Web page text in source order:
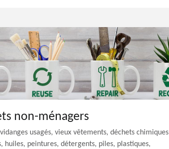
non-ménagers
usagés, vieux vêtements, déchets chimiques
huiles, peintures, détergents, piles, plastiques,